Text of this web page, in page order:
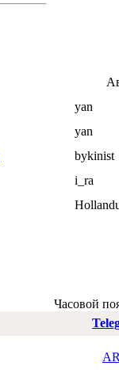
yan
yan
bykinist
i_ra
Часовой